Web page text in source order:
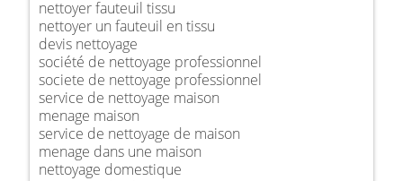
nettoyer fauteuil tissu
nettoyer un fauteuil en tissu
devis nettoyage
société de nettoyage professionnel
societe de nettoyage professionnel
service de nettoyage maison
menage maison
service de nettoyage de maison
menage dans une maison
nettoyage domestique